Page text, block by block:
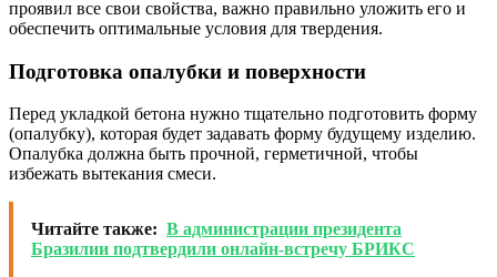
проявил все свои свойства, важно правильно уложить его и
обеспечить оптимальные условия для твердения.
Подготовка опалубки и поверхности
Перед укладкой бетона нужно тщательно подготовить форму
(опалубку), которая будет задавать форму будущему изделию.
Опалубка должна быть прочной, герметичной, чтобы
избежать вытекания смеси.
Читайте также: В администрации президента
Бразилии подтвердили онлайн-встречу БРИКС